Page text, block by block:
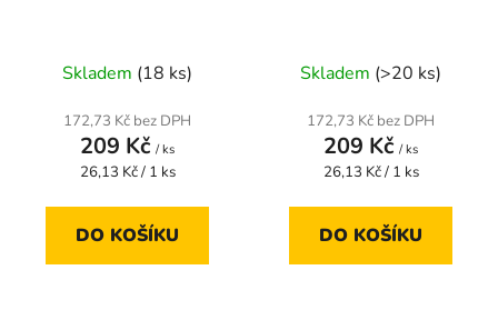
Skladem (18 ks)
172,73 Kč bez DPH
209 Kč / ks
Měrná
26,13 Kč / 1 ks
DO KOŠÍKU
Skladem (>20 ks)
172,73 Kč bez DPH
209 Kč / ks
Měrná
26,13 Kč / 1 ks
DO KOŠÍKU